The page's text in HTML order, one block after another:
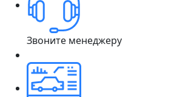
Звоните менеджеру